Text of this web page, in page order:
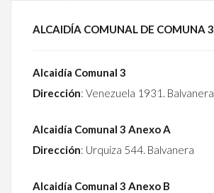
ALCAIDÍA COMUNAL DE COMUNA 3
Alcaidía Comunal 3
Dirección: Venezuela 1931. Balvanera
Alcaidía Comunal 3 Anexo A
Dirección: Urquiza 544. Balvanera
Alcaidía Comunal 3 Anexo B